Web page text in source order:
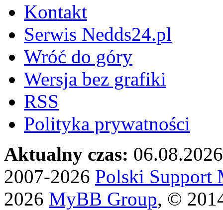
Kontakt
Serwis Nedds24.pl
Wróć do góry
Wersja bez grafiki
RSS
Polityka prywatności
Aktualny czas:
2007-2026 Polski Support
2026 MyBB Group, ©